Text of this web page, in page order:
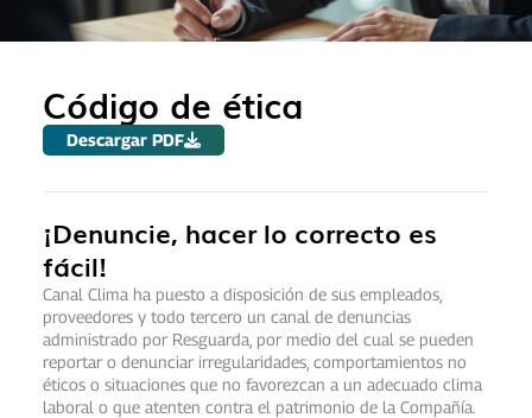
Código de ética
Descargar PDF
¡Denuncie, hacer lo correcto es
fácil!
Canal Clima ha puesto a disposición de sus empleados,
proveedores y todo tercero un canal de denuncias
administrado por Resguarda, por medio del cual se pueden
reportar o denunciar irregularidades, comportamientos no
éticos o situaciones que no favorezcan a un adecuado clima
laboral o que atenten contra el patrimonio de la Compañía.